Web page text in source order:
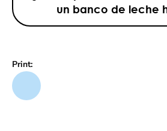
un banco de leche
Print: